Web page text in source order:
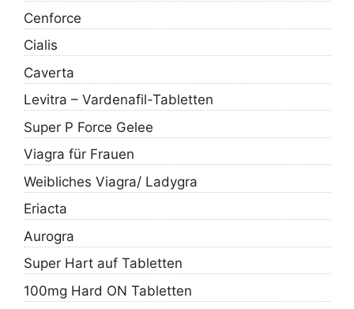
Cenforce
Cialis
Caverta
Levitra – Vardenafil-Tabletten
Super P Force Gelee
Viagra für Frauen
Weibliches Viagra/ Ladygra
Eriacta
Aurogra
Super Hart auf Tabletten
100mg Hard ON Tabletten